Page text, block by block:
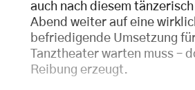
auch nach diesem
Abend weiter auf eine
befriedigende Umsetzung
Tanztheater warten muss –
Reibung erzeugt.